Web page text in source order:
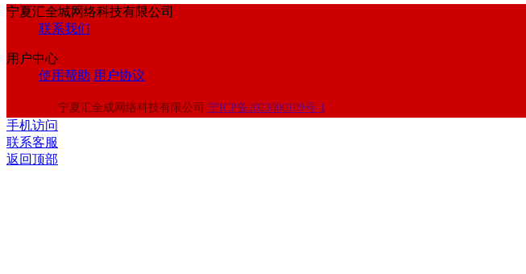
宁夏汇全城网络科技有限公司
联系我们
用户中心
使用帮助 用户协议
宁夏汇全成网络科技有限公司 宁ICP备2023000109号-1
手机访问
联系客服
返回顶部